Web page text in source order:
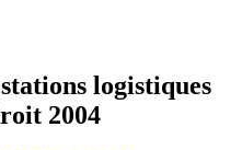
logistiques
2004